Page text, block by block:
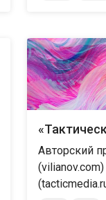
Авторский